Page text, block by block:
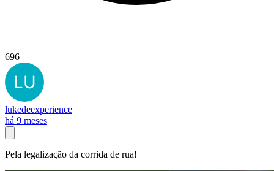
696
lukedeexperience
há 9 meses
Pela legalização da corrida de rua!